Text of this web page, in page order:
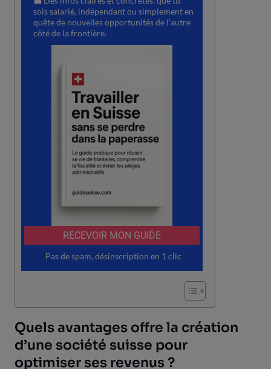
Quels avantages offre la création
d’une société suisse pour
optimiser ses revenus ?